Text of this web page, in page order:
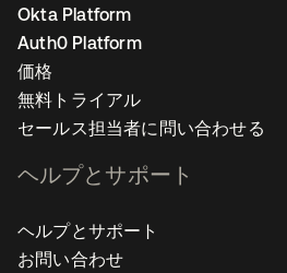
Okta Platform
Auth0 Platform
価格
無料トライアル
セールス担当者に問い合わせる
ヘルプとサポート
ヘルプとサポート
お問い合わせ